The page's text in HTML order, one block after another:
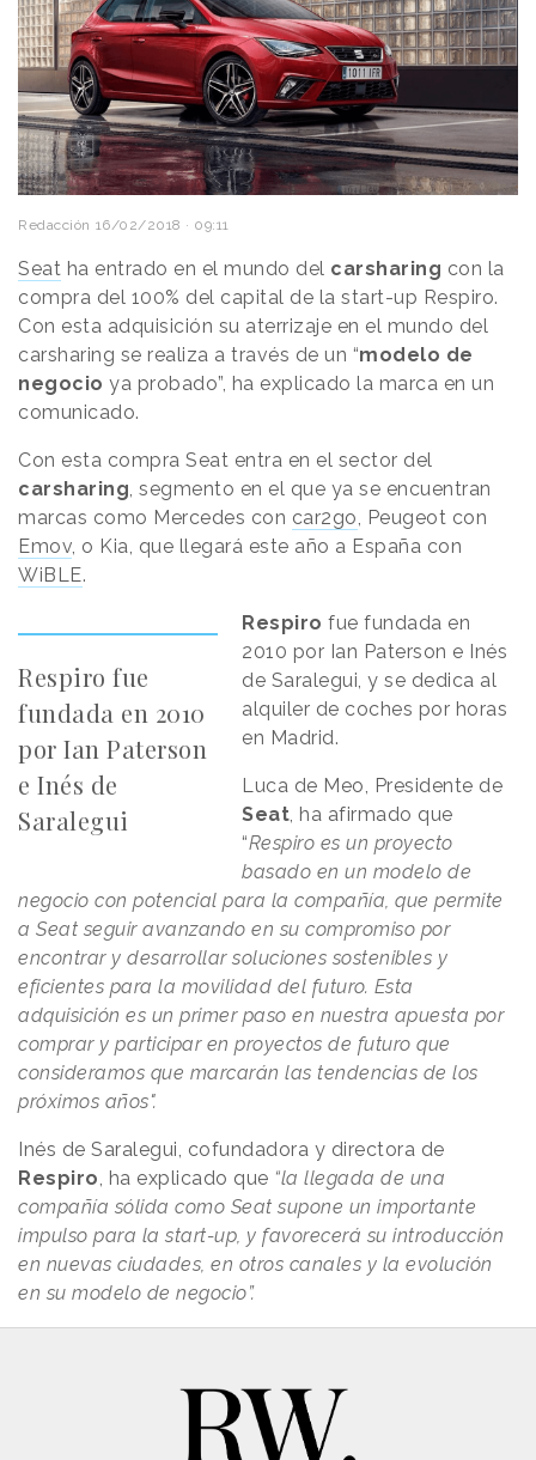
Redacción 16/02/2018 · 09:11
Seat ha entrado en el mundo del carsharing con la
compra del 100% del capital de la start-up Respiro.
Con esta adquisición su aterrizaje en el mundo del
carsharing se realiza a través de un “modelo de
negocio ya probado”, ha explicado la marca en un
comunicado.
Con esta compra Seat entra en el sector del
carsharing, segmento en el que ya se encuentran
marcas como Mercedes con car2go, Peugeot con
Emov, o Kia, que llegará este año a España con
WiBLE.
Respiro fue
fundada en 2010
por Ian Paterson
e Inés de
Saralegui
Respiro fue fundada en
2010 por Ian Paterson e Inés
de Saralegui, y se dedica al
alquiler de coches por horas
en Madrid.
Luca de Meo, Presidente de
Seat, ha afirmado que
“Respiro es un proyecto
basado en un modelo de
negocio con potencial para la compañía, que permite
a Seat seguir avanzando en su compromiso por
encontrar y desarrollar soluciones sostenibles y
eficientes para la movilidad del futuro. Esta
adquisición es un primer paso en nuestra apuesta por
comprar y participar en proyectos de futuro que
consideramos que marcarán las tendencias de los
próximos años".
Inés de Saralegui, cofundadora y directora de
Respiro, ha explicado que “la llegada de una
compañía sólida como Seat supone un importante
impulso para la start-up, y favorecerá su introducción
en nuevas ciudades, en otros canales y la evolución
en su modelo de negocio”.